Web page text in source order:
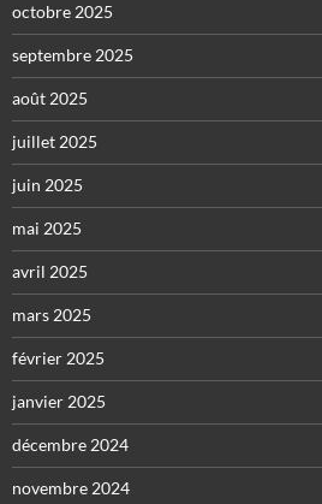
octobre 2025
septembre 2025
août 2025
juillet 2025
juin 2025
mai 2025
avril 2025
mars 2025
février 2025
janvier 2025
décembre 2024
novembre 2024